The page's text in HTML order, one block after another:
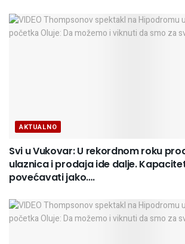
AKTUALNO
Svi u Vukovar: U rekordnom roku
ulaznica i prodaja ide dalje.
povećavati jako….